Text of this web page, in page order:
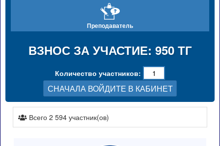
Преподаватель
ВЗНОС ЗА УЧАСТИЕ: 950 ТГ
Количество участников:
СНАЧАЛА ВОЙДИТЕ В КАБИНЕТ
Всего 2 594 участник(ов)